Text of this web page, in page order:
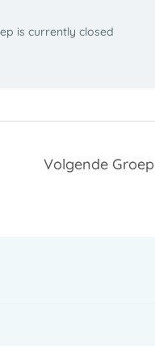
is currently closed
Volgende Groep